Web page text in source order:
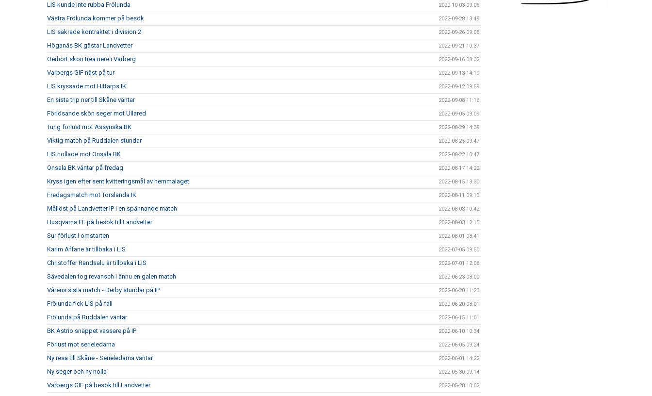
LIS kunde inte rubba Frölunda 2022-10-03 09:06
Västra Frölunda kommer på besök 2022-09-28 13:49
LIS säkrade kontraktet i division 2 2022-09-26 09:08
Höganäs BK gästar Landvetter 2022-09-21 10:37
Oerhört skön trea nere i Varberg 2022-09-16 08:32
Varbergs GIF näst på tur 2022-09-13 14:19
LIS kryssade mot Hittarps IK 2022-09-12 09:59
En sista trip ner till Skåne väntar 2022-09-08 11:16
Förlösande skön seger mot Ullared 2022-09-05 09:09
Tung förlust mot Assyriska BK 2022-08-29 14:39
Viktig match på Ruddalen stundar 2022-08-25 09:47
LIS nollade mot Onsala BK 2022-08-22 10:47
Onsala BK väntar på fredag 2022-08-17 14:22
Kryss igen efter sent kvitteringsmål av hemmalaget 2022-08-15 13:30
Fredagsmatch mot Torslanda IK 2022-08-11 09:13
Mållöst på Landvetter IP i en spännande match 2022-08-08 10:42
Husqvarna FF på besök till Landvetter 2022-08-03 12:15
Sur förlust i omstarten 2022-08-01 08:41
Karim Affane är tillbaka i LIS 2022-07-05 09:50
Christoffer Randsalu är tillbaka i LIS 2022-07-01 12:08
Sävedalen tog revansch i ännu en galen match 2022-06-23 08:00
Vårens sista match - Derby stundar på IP 2022-06-20 11:23
Frölunda fick LIS på fall 2022-06-20 08:01
Frölunda på Ruddalen väntar 2022-06-15 11:01
BK Astrio snäppet vassare på IP 2022-06-10 10:34
Förlust mot serieledarna 2022-06-05 09:24
Ny resa till Skåne - Serieledarna väntar 2022-06-01 14:22
Ny seger och ny nolla 2022-05-30 09:14
Varbergs GIF på besök till Landvetter 2022-05-28 10:02